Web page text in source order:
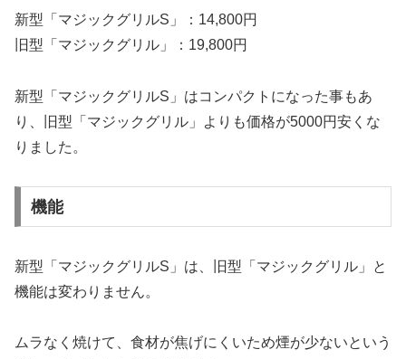
新型「マジックグリルS」：14,800円
旧型「マジックグリル」：19,800円
新型「マジックグリルS」はコンパクトになった事もあ
り、旧型「マジックグリル」よりも価格が5000円安くな
りました。
機能
新型「マジックグリルS」は、旧型「マジックグリル」と
機能は変わりません。
ムラなく焼けて、食材が焦げにくいため煙が少ないという